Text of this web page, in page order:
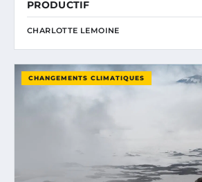
PRODUCTIF
CHARLOTTE LEMOINE
CHANGEMENTS CLIMATIQUES